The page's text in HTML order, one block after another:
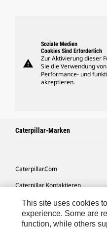
warning
Soziale Medien
Cookies Sind Erforderlich
Zur Aktivierung dieser
Sie die Verwendung
Performance- und
akzeptieren.
Caterpillar-Marken
Caterpillar.com
Caterpillar Kontaktieren
Meine Marketing-Präferenzen
Seitenübersicht
This site uses cookies
experience. Some are
function, while others